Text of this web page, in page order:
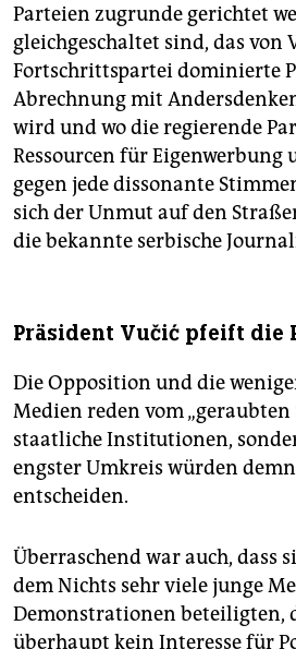
Parteien zugrunde gerichtet
gleichgeschaltet sind, das von
Fortschrittspartei dominierte
Abrechnung mit
wird und wo die regierende
Ressourcen für Eigenwerbung
gegen jede dissonante
sich der Unmut auf den
die bekannte serbische
Präsident Vučić pfeift die
Die Opposition und die
Medien reden vom „geraubten
staatliche Institutionen,
engster Umkreis würden
entscheiden.
Überraschend war auch, dass
dem Nichts sehr viele junge
Demonstratio­nen beteiligten,
überhaupt kein Interesse für